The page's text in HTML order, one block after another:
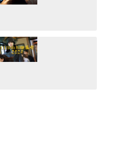
CLIP山形映画祭
2025：ほぼこれく
らいしか更新して
いない変なブログ